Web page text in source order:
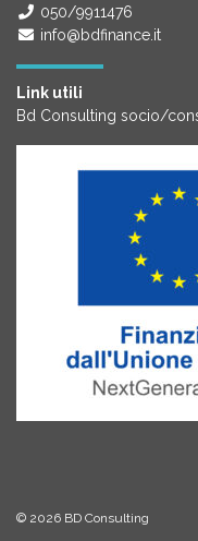
050/9911476
info@bdfinance.it
Link utili
Bd Consulting socio/
© 2026 BD Consulting